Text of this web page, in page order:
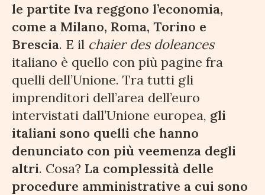
le partite Iva reggono l’economia,
come a Milano, Roma, Torino e
Brescia. E il chaier des doleances
italiano è quello con più pagine fra
quelli dell’Unione. Tra tutti gli
imprenditori dell’area dell’euro
intervistati dall’Unione europea, gli
italiani sono quelli che hanno
denunciato con più veemenza degli
altri. Cosa? La complessità delle
procedure amministrative a cui sono